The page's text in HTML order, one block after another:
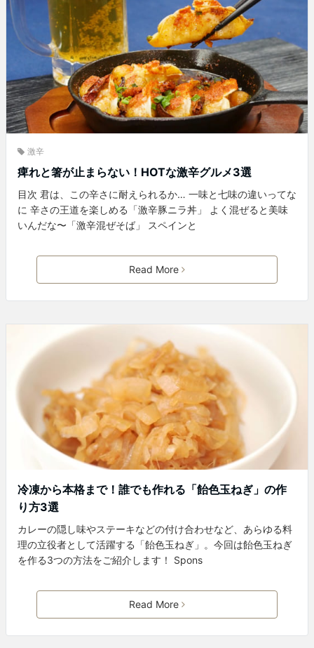
激辛
痺れと箸が止まらない！HOTな激辛グルメ3選
目次 君は、この辛さに耐えられるか… 一味と七味の違いってな
に 辛さの王道を楽しめる「激辛豚ニラ丼」 よく混ぜると美味
いんだな〜「激辛混ぜそば」 スペインと
Read More
冷凍から本格まで！誰でも作れる「飴色玉ねぎ」の作
り方3選
カレーの隠し味やステーキなどの付け合わせなど、あらゆる料
理の立役者として活躍する「飴色玉ねぎ」。今回は飴色玉ねぎ
を作る3つの方法をご紹介します！ Spons
Read More